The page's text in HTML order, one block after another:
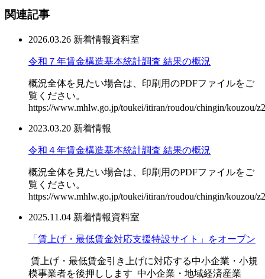
関連記事
2026.03.26 新着情報資料室
令和７年賃金構造基本統計調査 結果の概況
概況全体を見たい場合は、印刷用のPDFファイルをご
覧ください。
https://www.mhlw.go.jp/toukei/itiran/roudou/chingin/kouzou/
2023.03.20 新着情報
令和４年賃金構造基本統計調査 結果の概況
概況全体を見たい場合は、印刷用のPDFファイルをご
覧ください。
https://www.mhlw.go.jp/toukei/itiran/roudou/chingin/kouzou/
2025.11.04 新着情報資料室
「賃上げ・最低賃金対応支援特設サイト」をオープン
賃上げ・最低賃金引き上げに対応する中小企業・小規
模事業者を後押しします 中小企業・地域経済産業